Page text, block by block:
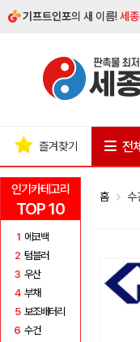
기프트인포의 새 이름!세
인기카테고리
TOP 10
1 에코백
2 텀블러
3 우산
4 부채
5 보조배터리
6 수건
즐겨찾기 전
홈 수